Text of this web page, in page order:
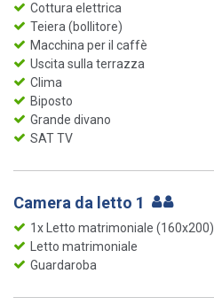
Cottura elettrica
Teiera (bollitore)
Macchina per il caffè
Uscita sulla terrazza
Clima
Biposto
Grande divano
SAT TV
Camera da letto 1
1x Letto matrimoniale (160x200)
Letto matrimoniale
Guardaroba